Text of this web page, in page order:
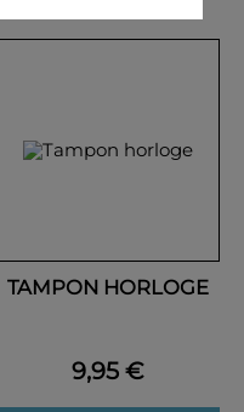
TAMPON HORLOGE
9,95 €